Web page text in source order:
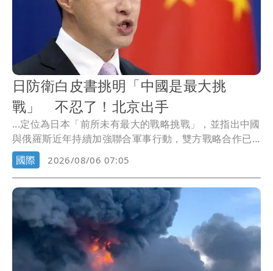
日防衛白皮書挑明「中國是最大挑
戰」 不忍了！北京出手
...定位為日本「前所未有最大的戰略挑戰」，並指出中國
與俄羅斯近年持續加強聯合軍事行動，雙方戰略合作已
進一...
國際 2026/08/06 07:05